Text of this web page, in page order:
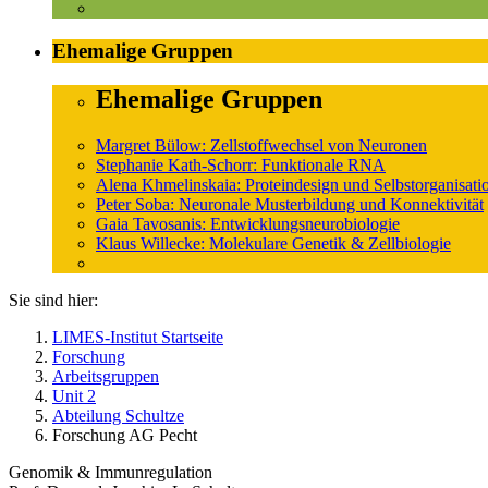
Ehemalige Gruppen
Ehemalige Gruppen
Margret Bülow: Zellstoffwechsel von Neuronen
Stephanie Kath-Schorr: Funktionale RNA
Alena Khmelinskaia: Proteindesign und
Peter Soba: Neuronale Musterbildung und Konnektivität
Gaia Tavosanis: Entwicklungsneurobiologie
Klaus Willecke: Molekulare Genetik & Zellbiologie
Sie sind hier:
LIMES-Institut Startseite
Forschung
Arbeitsgruppen
Unit 2
Abteilung Schultze
Forschung AG Pecht
Genomik & Immunregulation